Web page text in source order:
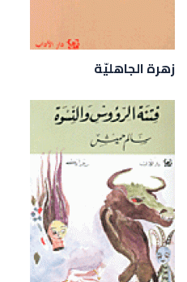
زهرة الجاهليّة